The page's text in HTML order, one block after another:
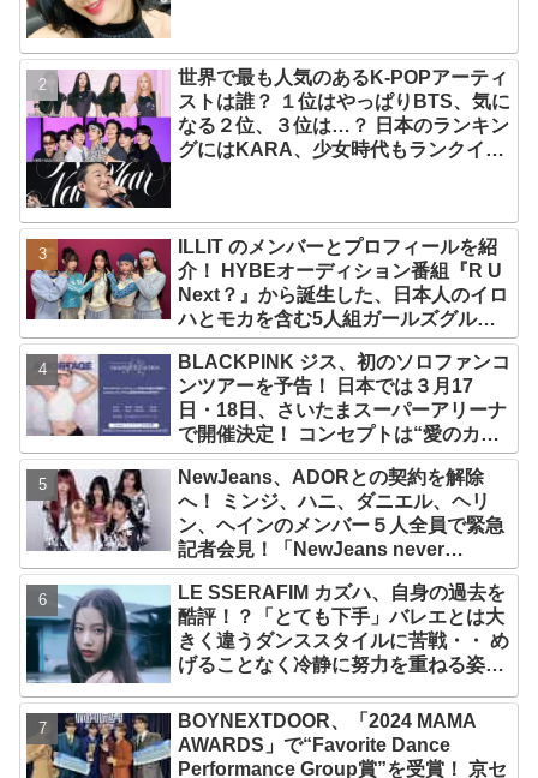
世界で最も人気のあるK-POPアーティ
ストは誰？ １位はやっぱりBTS、気に
なる２位、３位は…？ 日本のランキン
グにはKARA、少女時代もランクイ
ILLIT のメンバーとプロフィールを紹
介！ HYBEオーディション番組『R U
Next？』から誕生した、日本人のイロ
ハとモカを含む5人組ガールズグルー
プ！ デビュー曲「Magnetic」がいき
なりの大ヒット
BLACKPINK ジス、初のソロファンコ
ンツアーを予告！ 日本では３月17
日・18日、さいたまスーパーアリーナ
で開催決定！ コンセプトは“愛のカケ
ラ”！？ 14日には新アルバム
『AMORTAGE』もリリース
NewJeans、ADORとの契約を解除
へ！ ミンジ、ハニ、ダニエル、ヘリ
ン、ヘインのメンバー５人全員で緊急
記者会見！「NewJeans never
dies!」と微笑みの宣言！ ADOR側、
2029年まで契約有効と主張
LE SSERAFIM カズハ、自身の過去を
酷評！？「とても下手」バレエとは大
きく違うダンススタイルに苦戦・・ め
げることなく冷静に努力を重ねる姿に
BOYNEXTDOOR、「2024 MAMA
AWARDS」で“Favorite Dance
Performance Group賞”を受賞！ 京セ